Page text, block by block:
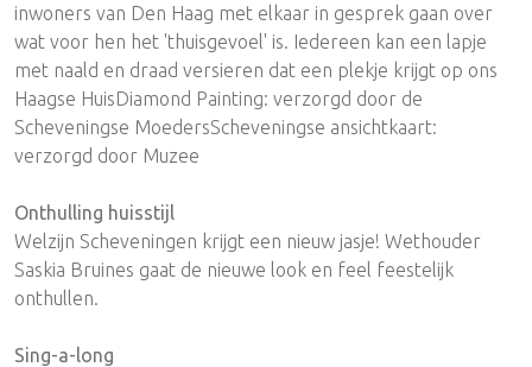
inwoners van Den Haag met elkaar in gesprek gaan over
wat voor hen het 'thuisgevoel' is. Iedereen kan een lapje
met naald en draad versieren dat een plekje krijgt op ons
Haagse HuisDiamond Painting: verzorgd door de
Scheveningse MoedersScheveningse ansichtkaart:
verzorgd door Muzee
Onthulling huisstijl
Welzijn Scheveningen krijgt een nieuw jasje! Wethouder
Saskia Bruines gaat de nieuwe look en feel feestelijk
onthullen.
Sing-a-long